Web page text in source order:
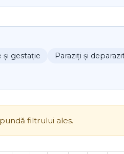
și gestație Paraziți și
filtrului ales.